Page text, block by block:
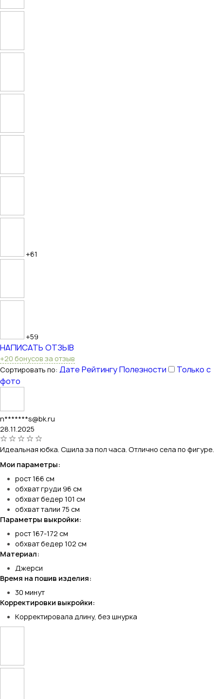
+61
+59
НАПИСАТЬ ОТЗЫВ
+20 бонусов за отзыв
Сортировать по: ДатеРейтингуПолезности
Только с
фото
n*******s@bk.ru
28.11.2025
Идеальная юбка. Сшила за пол часа. Отлично села по фигуре.
Мои параметры:
рост 166 см
обхват груди 96 см
обхват бедер 101 см
обхват талии 75 см
Параметры выкройки:
рост 167-172 см
обхват бедер 102 см
Материал:
Джерси
Время на пошив изделия:
30 минут
Корректировки выкройки:
Корректировала длину, без шнурка